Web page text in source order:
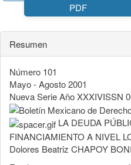
PDF
Resumen
Número 101
Mayo - Agosto 2001
Nueva Serie Año XXXIVISSN
LA DEUDA
FINANCIAMIENTO A NIVEL
Dolores Beatriz CHAPOY